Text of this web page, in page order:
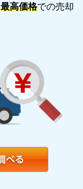
最高価格での売却